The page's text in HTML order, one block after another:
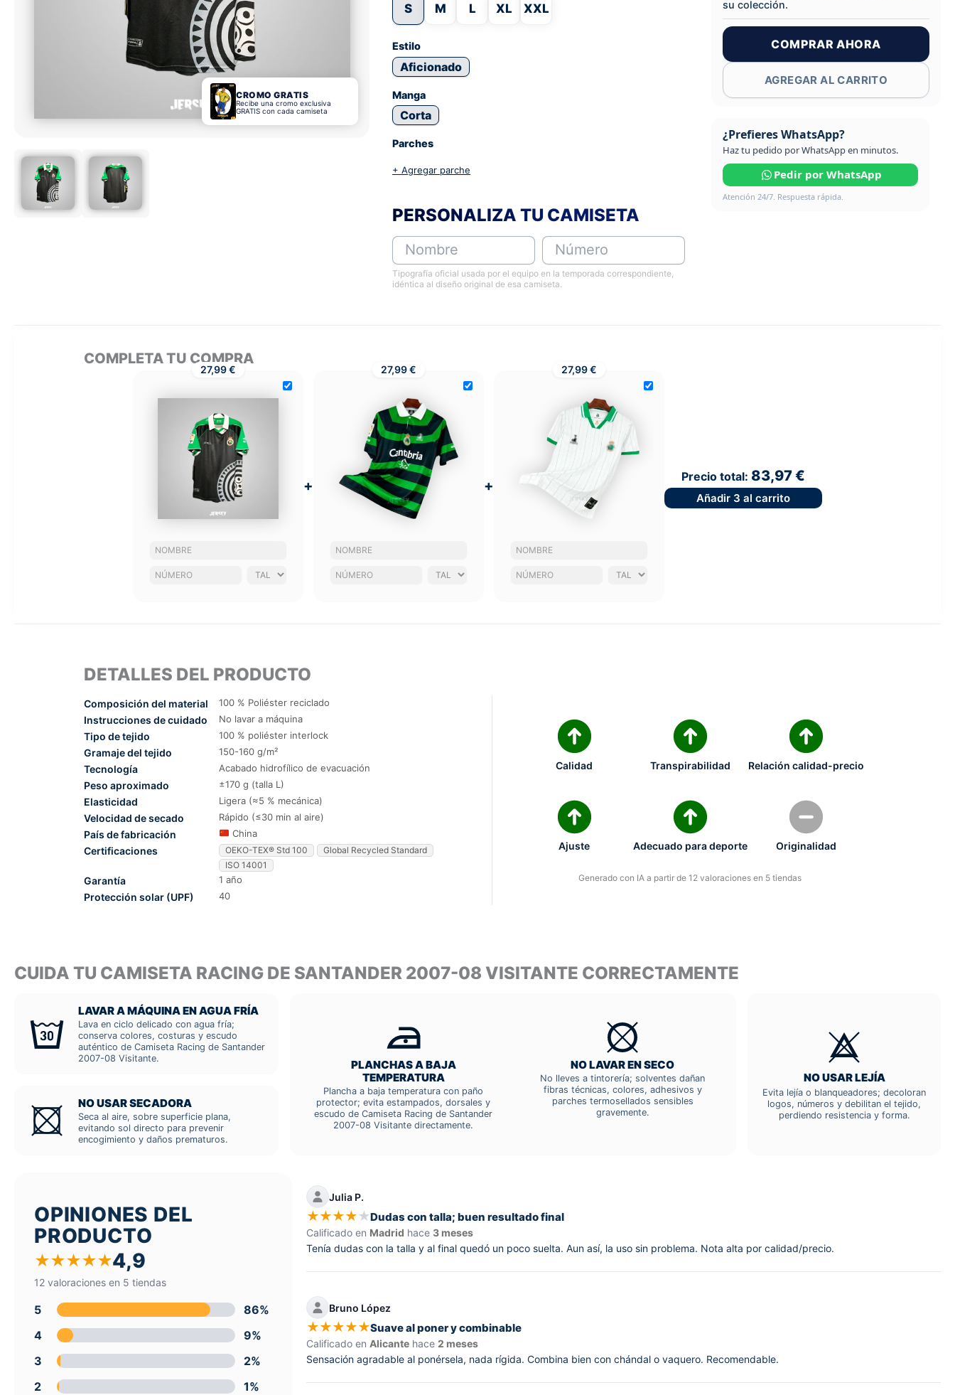
CROMO GRATIS
Recibe una cromo exclusiva
GRATIS con cada camiseta
S M L XL XXL
Estilo
Aficionado
Manga
Corta
Parches
+ Agregar parche
PERSONALIZA TU CAMISETA
Nombre Número
Tipografía oficial usada por el equipo en la temporada correspondiente,
idéntica al diseño original de esa camiseta.
su colección.
COMPRAR AHORA
AGREGAR AL CARRITO
¿Prefieres WhatsApp?
Haz tu pedido por WhatsApp en minutos.
Pedir por WhatsApp
Atención 24/7. Respuesta rápida.
COMPLETA TU COMPRA
27,99 €
+
27,99 €
+
27,99 €
Precio total: 83,97 €
Añadir 3 al carrito
DETALLES DEL PRODUCTO
Composición del material 100 % Poliéster reciclado
Instrucciones de cuidado No lavar a máquina
Tipo de tejido 100 % poliéster interlock
Gramaje del tejido 150-160 g/m²
Tecnología Acabado hidrofílico de evacuación
Peso aproximado ±170 g (talla L)
Elasticidad Ligera (≈5 % mecánica)
Velocidad de secado Rápido (≤30 min al aire)
País de fabricación China
Certificaciones OEKO-TEX® Std 100
Global Recycled Standard
ISO 14001
Garantía 1 año
Protección solar (UPF) 40
Calidad Transpirabilidad Relación calidad-precio
Ajuste Adecuado para deporte Originalidad
Generado con IA a partir de 12 valoraciones en 5 tiendas
CUIDA TU CAMISETA RACING DE SANTANDER 2007-08 VISITANTE CORRECTAMENTE
LAVAR A MÁQUINA EN AGUA FRÍA
Lava en ciclo delicado con agua fría;
conserva colores, costuras y escudo
auténtico de Camiseta Racing de Santander
2007-08 Visitante.
NO USAR SECADORA
Seca al aire, sobre superficie plana,
evitando sol directo para prevenir
encogimiento y daños prematuros.
PLANCHAS A BAJA
TEMPERATURA
Plancha a baja temperatura con paño
protector; evita estampados, dorsales y
escudo de Camiseta Racing de Santander
2007-08 Visitante directamente.
NO LAVAR EN SECO
No lleves a tintorería; solventes dañan
fibras técnicas, colores, adhesivos y
parches termosellados sensibles
gravemente.
NO USAR LEJÍA
Evita lejía o blanqueadores; decoloran
logos, números y debilitan el tejido,
perdiendo resistencia y forma.
OPINIONES DEL
PRODUCTO
★★★★★4,9
12 valoraciones en 5 tiendas
5
86%
4
9%
3
2%
2
1%
Julia P.
★★★★★Dudas con talla; buen resultado final
Calificado en Madrid hace 3 meses
Tenía dudas con la talla y al final quedó un poco suelta. Aun así, la uso sin problema. Nota alta por calidad/precio.
Bruno López
★★★★★Suave al poner y combinable
Calificado en Alicante hace2 meses
Sensación agradable al ponérsela, nada rígida. Combina bien con chándal o vaquero. Recomendable.